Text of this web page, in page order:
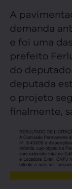
A
demanda
e foi uma
prefeito
do
deputada
o projeto
finalmente,